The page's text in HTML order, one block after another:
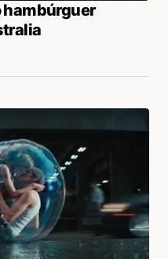
hambúrguer